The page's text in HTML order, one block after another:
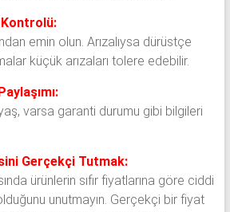
Kontrolü:
emin olun. Arızalıysa dürüstçe
küçük arızaları tolere edebilir.
varsa garanti durumu gibi bilgileri
Gerçekçi Tutmak:
ürünlerin sıfır fiyatlarına göre ciddi
unutmayın. Gerçekçi bir fiyat